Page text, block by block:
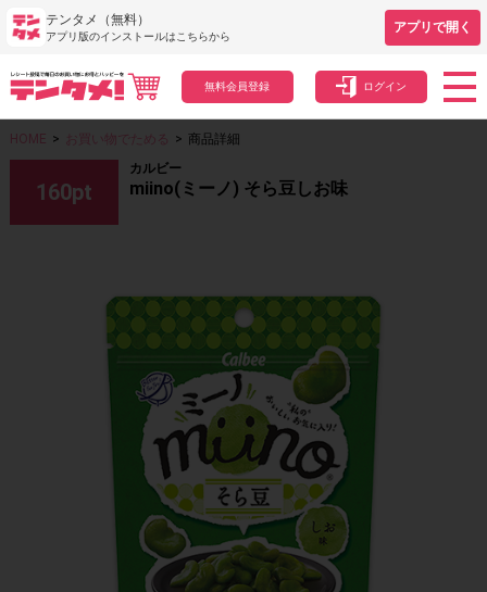
テンタメ（無料）
アプリ版のインストールはこちらから
アプリで開く
無料会員登録 ログイン
HOME > お買い物でためる > 商品詳細
160pt
カルビー
miino(ミーノ) そら豆しお味